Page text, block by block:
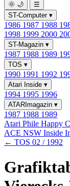
🌞 🌙
☰
ST-Computer ▾
1986 1987 1988
1998 1999 2000
ST-Magazin ▾
1987 1988 1989
TOS ▾
1990 1991 1992
Atari Inside ▾
1994 1995 1996
ATARImagazin ▾
1987 1988 1989
Atari Phile Happy
ACE NSW Inside
← TOS 02 / 1992